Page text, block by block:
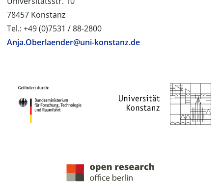
78457 Konstanz
Tel.: +49 (0)7531 / 88-2800
Anja.Oberlaender@uni-konstanz.de